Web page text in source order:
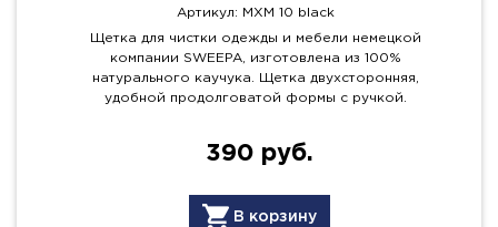
Артикул: MXM 10 black
Щетка для чистки одежды и мебели немецкой
компании SWEEPA, изготовлена из 100%
натурального каучука. Щетка двухсторонняя,
удобной продолговатой формы с ручкой.
390 руб.
В корзину